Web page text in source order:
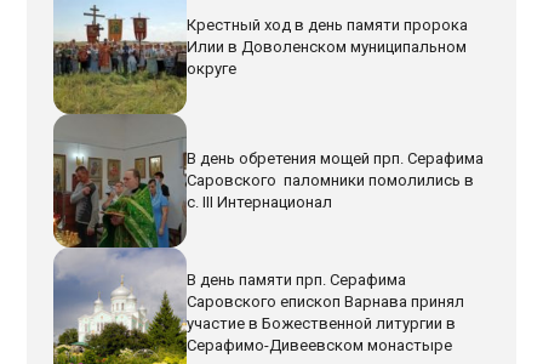
Крестный ход в день памяти пророка
Илии в Доволенском муниципальном
округе
В день обретения мощей прп. Серафима
Саровского паломники помолились в
с. III Интернационал
В день памяти прп. Серафима
Саровского епископ Варнава принял
участие в Божественной литургии в
Серафимо-Дивеевском монастыре